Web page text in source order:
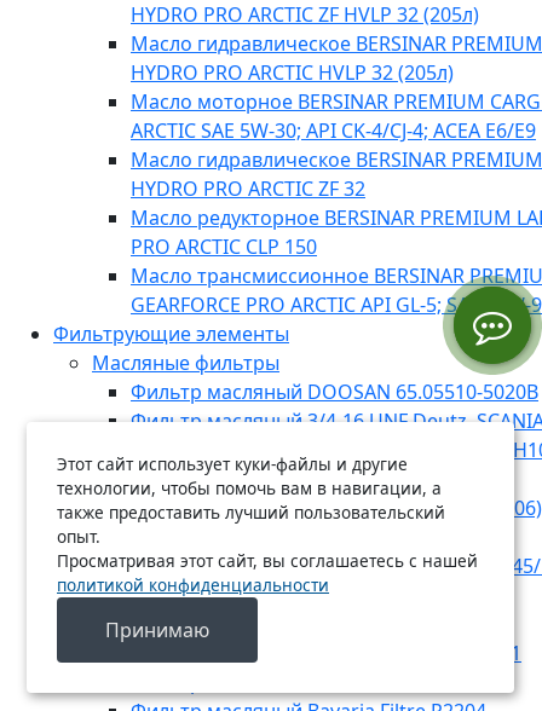
HYDRO PRO ARCTIC ZF HVLP 32 (205л)
Масло гидравлическое BERSINAR PREMIUM
HYDRO PRO ARCTIC HVLP 32 (205л)
Масло моторное BERSINAR PREMIUM
ARCTIC SAE 5W-30; API CK-4/CJ-4; ACEA E6/E9
Масло гидравлическое BERSINAR PREMIUM
HYDRO PRO ARCTIC ZF 32
Масло редукторное BERSINAR PREMIUM
PRO ARCTIC CLP 150
Масло трансмиссионное BERSINAR
GEARFORCE PRO ARCTIC API GL-5; SAE 75W-
Фильтрующие элементы
Масляные фильтры
Фильтр масляный DOOSAN 65.05510-5020B
Фильтр масляный 3/4-16 UNF Deutz,
CUMMINS, GENERAL MOTORS, RENAULT
SORL
Фильтр масляный RENAULT, MB
Фильтр масляный MANN-FILTER WD 13
Фильтр масляный MANN-FILTER W 1223
Фильтр масляный Bavaria Filtre O7022
Фильтр масляный MANN-FILTER W 920/21
Этот сайт использует куки-файлы и другие
технологии, чтобы помочь вам в навигации, а
также предоставить лучший пользовательский
опыт.
Просматривая этот сайт, вы соглашаетесь с нашей
политикой конфиденциальности
Принимаю